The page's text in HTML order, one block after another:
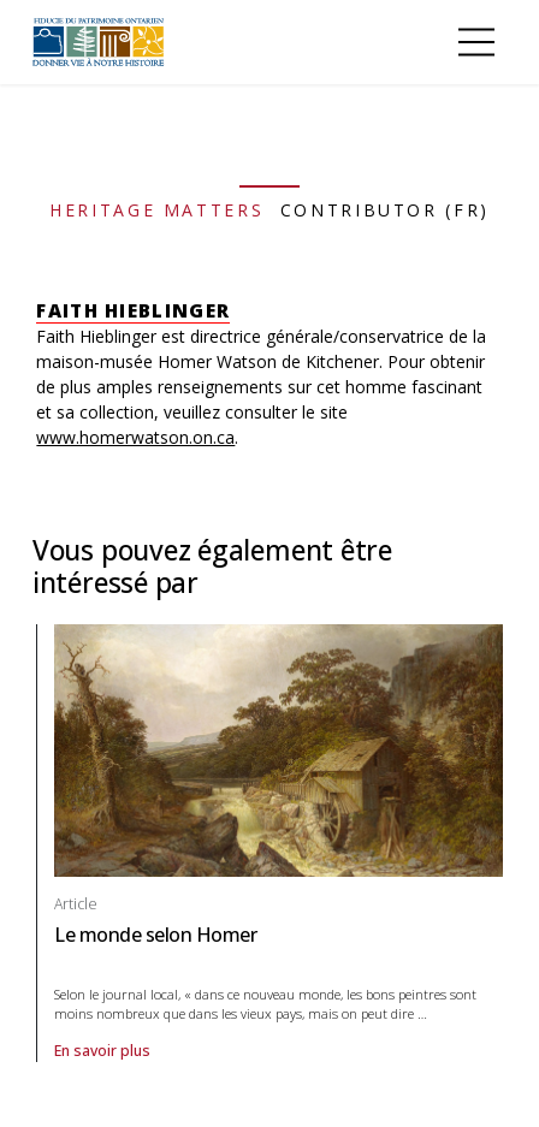
HERITAGE MATTERS CONTRIBUTOR (FR)
FAITH HIEBLINGER
Faith Hieblinger est directrice générale/conservatrice de la
maison-musée Homer Watson de Kitchener. Pour obtenir
de plus amples renseignements sur cet homme fascinant
et sa collection, veuillez consulter le site
www.homerwatson.on.ca.
Vous pouvez également être
intéressé par
Article
Le monde selon Homer
Selon le journal local, « dans ce nouveau monde, les bons peintres sont
moins nombreux que dans les vieux pays, mais on peut dire
En savoir plus
À propos de article Le monde selon Homer